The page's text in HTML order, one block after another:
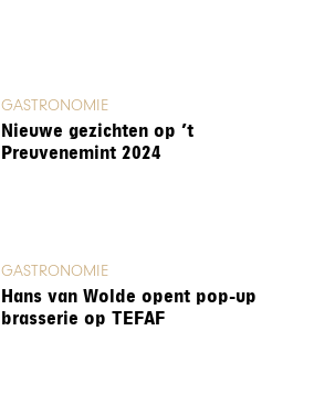
GASTRONOMIE
Nieuwe gezichten op ’t
Preuvenemint 2024
GASTRONOMIE
Hans van Wolde opent pop-up
brasserie op TEFAF